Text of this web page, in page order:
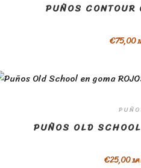
PUÑOS CONTOUR
€75,00
PUÑOS OLD
€25,00